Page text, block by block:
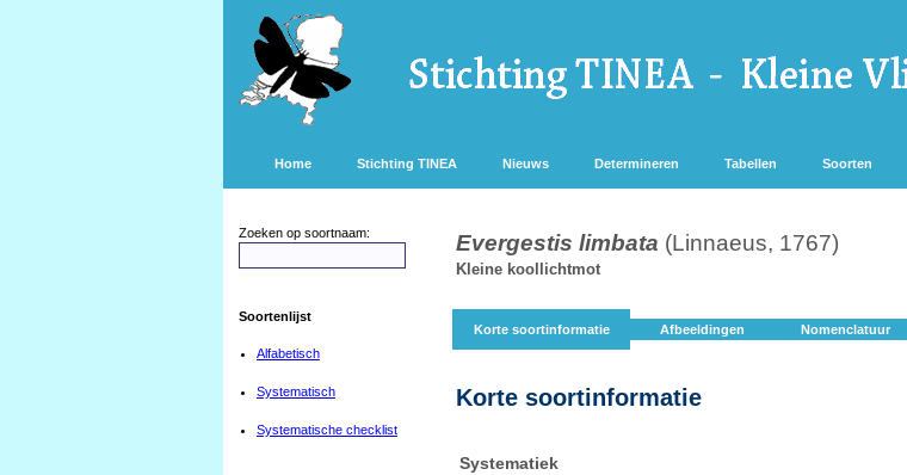
Home Stichting TINEA Nieuws Determineren Tabellen Soorten
Zoeken op soortnaam:
Soortenlijst
Alfabetisch
Systematisch
Systematische checklist
Evergestis limbata (Linnaeus, 1767)
Kleine koollichtmot
Korte soortinformatie Afbeeldingen Nomenclatuur
Korte soortinformatie
Systematiek